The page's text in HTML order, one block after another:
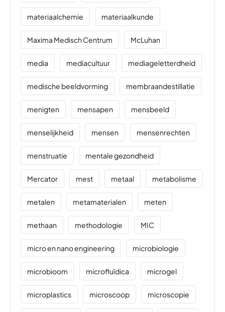
materiaalchemie materiaalkunde
Maxima Medisch Centrum McLuhan
media mediacultuur mediageletterdheid
medische beeldvorming membraandestillatie
menigten mensapen mensbeeld
menselijkheid mensen mensenrechten
menstruatie mentale gezondheid
Mercator mest metaal metabolisme
metalen metamaterialen meten
methaan methodologie MIC
micro en nano engineering microbiologie
microbioom microfluïdica microgel
microplastics microscoop microscopie